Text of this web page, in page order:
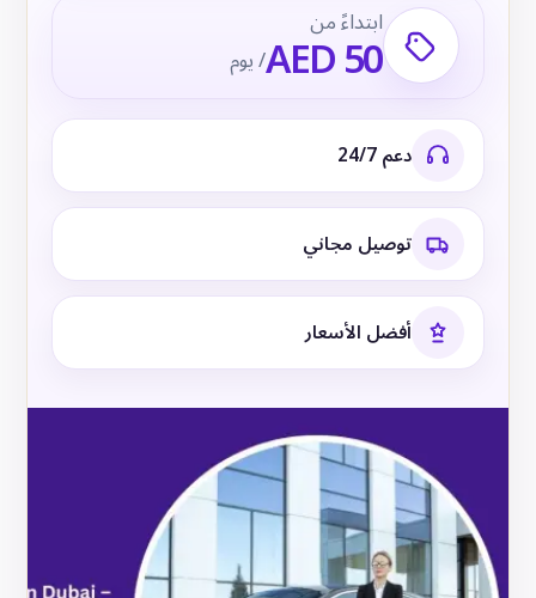
ابتداءً من
AED 50/ يوم
دعم 24/7
توصيل مجاني
أفضل الأسعار